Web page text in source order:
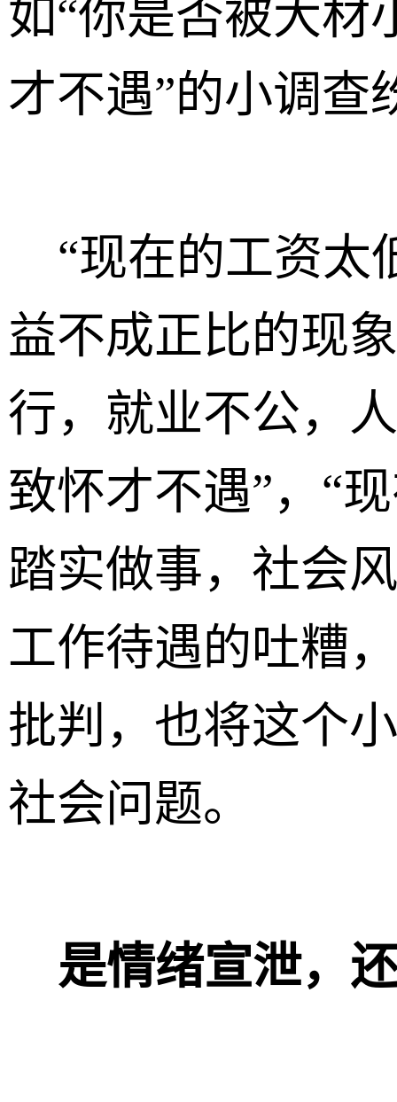
如“你是否被大材
才不遇”的小调查
“现在的工资太
益不成正比的现
行，就业不公，
致怀才不遇”，“
踏实做事，社会
工作待遇的吐糟
批判，也将这个
社会问题。
是情绪宣泄，